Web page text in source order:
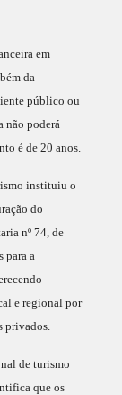
em
da
público ou
não poderá
é de 20 anos.
instituiu o
do
nº 74, de
para a
e regional por
privados.
de turismo
que os